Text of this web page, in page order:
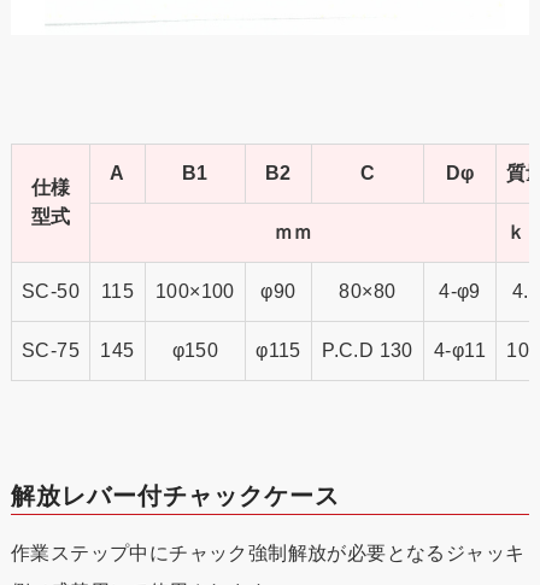
仕様
型式
A B1 B2 C Dφ 質
ｍｍ ｋ
SC-50 115 100×100 φ90 80×80 4-φ9 4.0
SC-75 145 φ150 φ115 P.C.D 130 4-φ11
解放レバー付チャックケース
作業ステップ中にチャック強制解放が必要となるジャッキ